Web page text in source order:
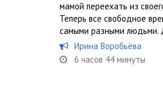
мамой переехать из
Теперь все свободное
самыми разными людьми.
Ирина Воробьёва
6 часов 44 минуты